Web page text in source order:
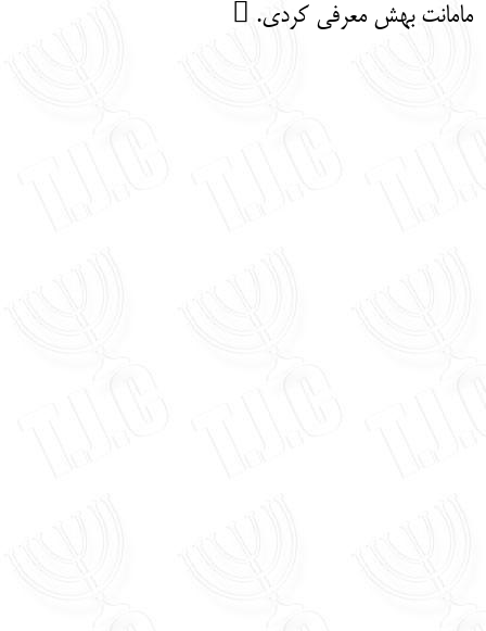
مامانت بهش معرفی کردی. 